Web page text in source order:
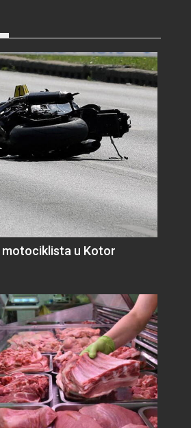
u Kotor